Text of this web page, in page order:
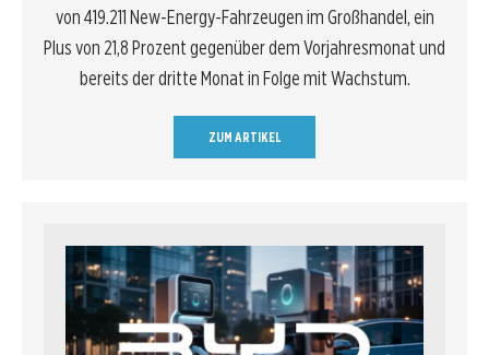
von 419.211 New-Energy-Fahrzeugen im Großhandel, ein
Plus von 21,8 Prozent gegenüber dem Vorjahresmonat und
bereits der dritte Monat in Folge mit Wachstum.
ZUM ARTIKEL